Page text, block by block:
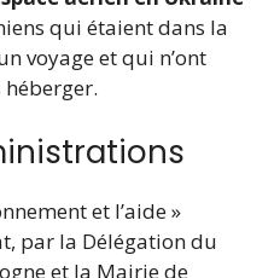
qui étaient dans la
voyage et qui n’ont
et l’aide »
par la Délégation du
et la Mairie de